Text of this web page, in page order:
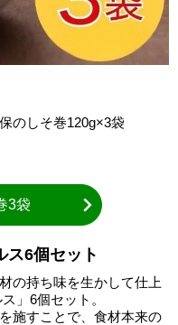
のしそ巻120g×3袋
3袋
ス6個セット
の持ち味を生かして仕上
」6個セット。
施すことで、食材本来の